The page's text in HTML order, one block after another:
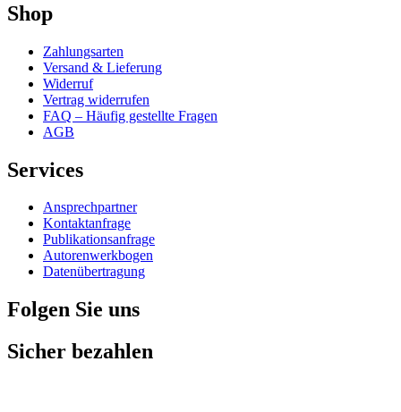
Shop
Zahlungsarten
Versand & Lieferung
Widerruf
Vertrag widerrufen
FAQ – Häufig gestellte Fragen
AGB
Services
Ansprechpartner
Kontaktanfrage
Publikationsanfrage
Autorenwerkbogen
Datenübertragung
Folgen Sie uns
Sicher bezahlen